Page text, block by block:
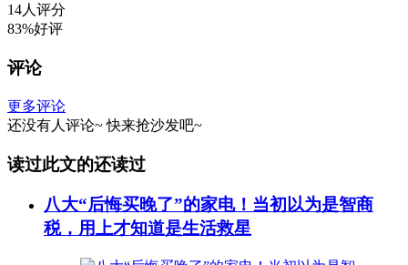
14人评分
83%好评
评论
更多评论
还没有人评论~ 快来抢沙发吧~
读过此文的还读过
八大“后悔买晚了”的家电！当初以为是智商
税，用上才知道是生活救星